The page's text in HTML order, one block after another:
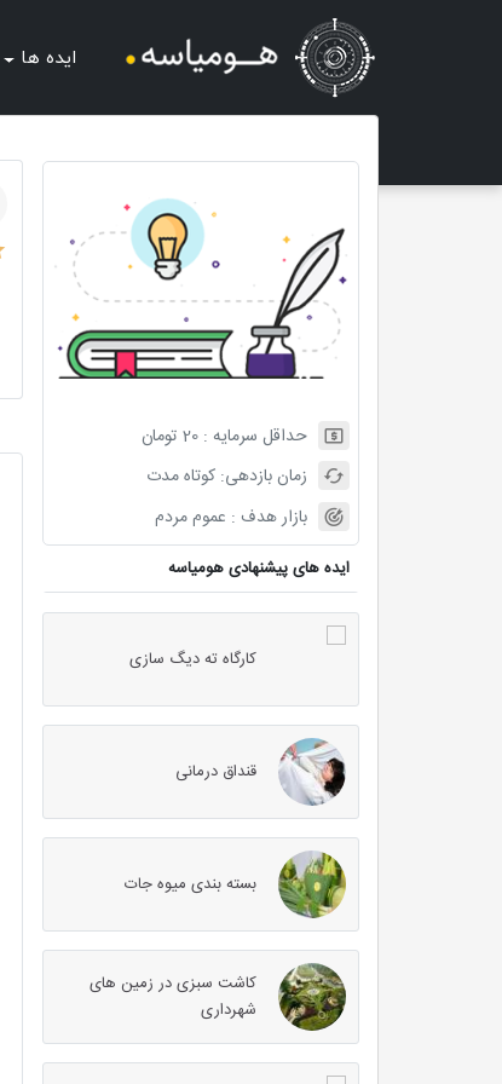
ایده ها
حداقل سرمایه :20 تومان
زمان بازدهی:کوتاه مدت
بازار هدف : عموم مردم
ایده های پیشنهادی هومیاسه
کارگاه ته دیگ سازی
قنداق درمانی
بسته بندی میوه جات
کاشت سبزی در زمین های
شهرداری